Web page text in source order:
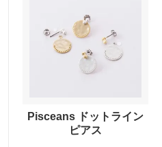
Pisceans ドットライン
ピアス